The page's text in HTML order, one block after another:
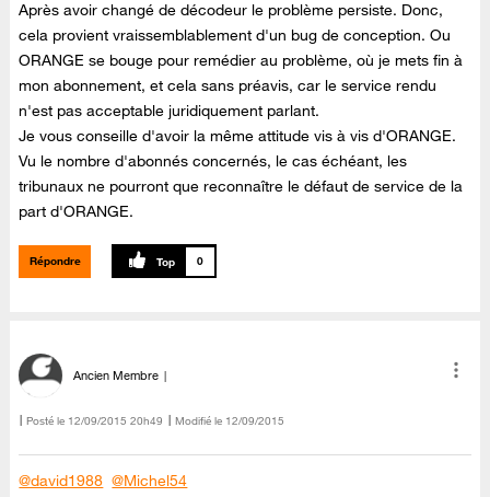
Après avoir changé de décodeur le problème persiste. Donc,
cela provient vraissemblablement d'un bug de conception. Ou
ORANGE se bouge pour remédier au problème, où je mets fin à
mon abonnement, et cela sans préavis, car le service rendu
n'est pas acceptable juridiquement parlant.
Je vous conseille d'avoir la même attitude vis à vis d'ORANGE.
Vu le nombre d'abonnés concernés, le cas échéant, les
tribunaux ne pourront que reconnaître le défaut de service de la
part d'ORANGE.
Répondre 0
Ancien Membre
Posté le ‎12/09/2015 20h49 Modifié le 12/09/2015
@david1988 @Michel54